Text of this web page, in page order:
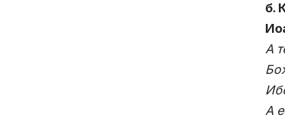
б.
А
А